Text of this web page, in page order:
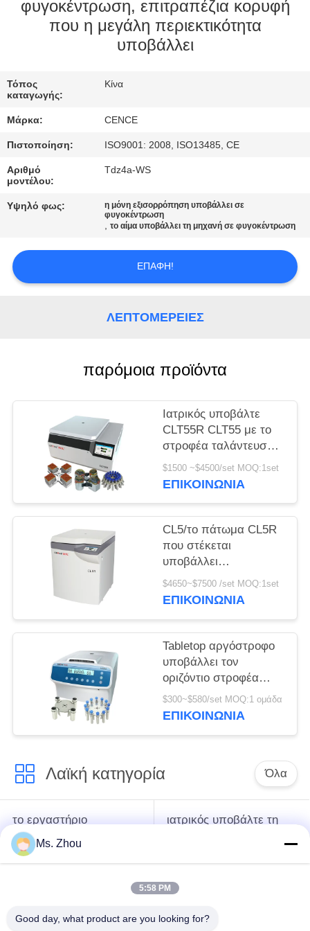
ΈΛΕΓΧΟΣ
ΠΟΙΌΤΗΤΑΣ
ΜΑΖΊ
ΜΑΣ
ΕΙΔΉΣΕΙΣ
ΥΠΟΘΈΣΕΙΣ
VR
SITEMAP
φυγοκέντρωση, επιτραπέζια κορυφή
που η μεγάλη περιεκτικότητα
υποβάλλει
Τόπος
καταγωγής:
Κίνα
Μάρκα: CENCE
Πιστοποίηση: ISO9001: 2008, ISO13485, CE
Αριθμό
μοντέλου:
Tdz4a-WS
Υψηλό φως:
η μόνη εξισορρόπηση υποβάλλει σε
φυγοκέντρωση
,το αίμα υποβάλλει τη μηχανή σε φυγοκέντρωση
ΕΠΑΦΉ!
ΛΕΠΤΟΜΈΡΕΙΕΣ
παρόμοια προϊόντα
Ιατρικός υποβάλτε
CLT55R CLT55 με το
στροφέα ταλάντευσης
σε φυγοκέντρωση
αργόστροφο
$1500 ~$4500/set MOQ:1set
ΕΠΙΚΟΙΝΩΝΊΑ
CL5/το πάτωμα CL5R
που στέκεται
υποβάλλει
αργόστροφο 5000r/Min
με το στροφέα
$4650~$7500 /set MOQ:1set
ΕΠΙΚΟΙΝΩΝΊΑ
Tabletop αργόστροφο
υποβάλλει τον
οριζόντιο στροφέα
12x15ml l420-α
4200rpm σε
$300~$580/set MOQ:1 ομάδα
ΕΠΙΚΟΙΝΩΝΊΑ
Λαϊκή κατηγορία Όλα
το εργαστήριο
υποβάλλει τη μηχανή
σε φυγοκέντρωση
ιατρικός υποβάλτε τη
σε φυγοκέντρωση
κατεψυγμένος
σε φυγοκέντρωση
Ms. Zhou
5:58 PM
Good day, what product are you looking for?